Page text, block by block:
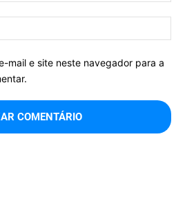
mail e site neste navegador para a